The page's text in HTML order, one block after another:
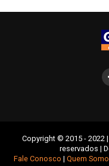
Copyright © 2015 - 2022
reservados |
Fale Conosco | Quem